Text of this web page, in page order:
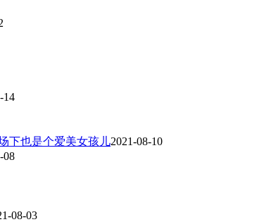
14
下也是个爱美女孩儿2021-08-10
08
08-03